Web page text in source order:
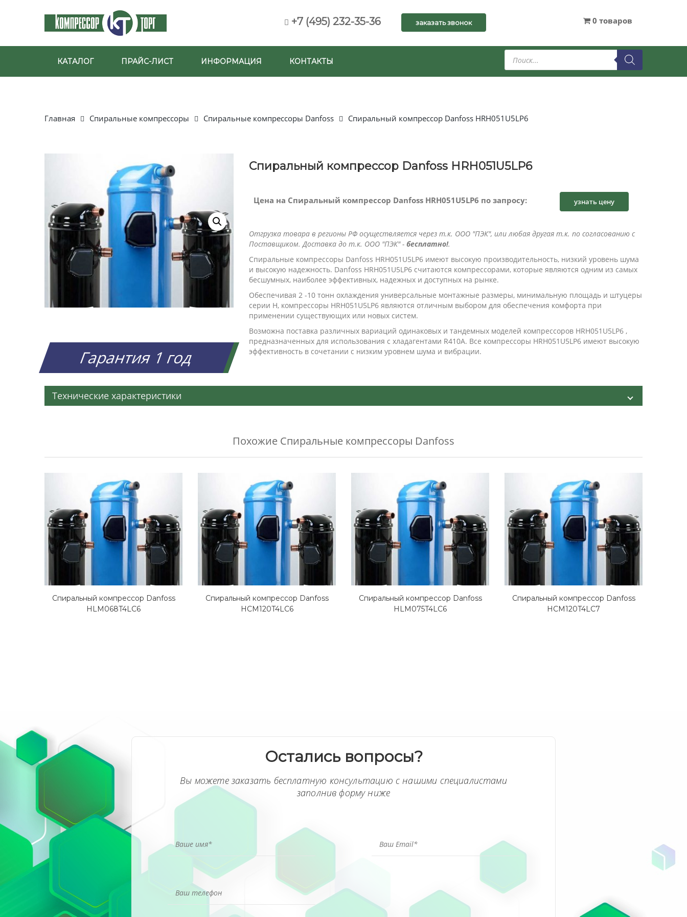
+7 (495) 232-35-36 заказать звонок 0 товаров
КАТАЛОГ ПРАЙС-ЛИСТ ИНФОРМАЦИЯ КОНТАКТЫ
Поиск
товаров
Главная Спиральные компрессоры Спиральные компрессоры Danfoss Спиральный компрессор Danfoss HRH051U5LP6
Гарантия 1 год
Спиральный компрессор Danfoss HRH051U5LP6
Цена на Спиральный компрессор Danfoss HRH051U5LP6 по запросу: узнать цену
Отгрузка товара в регионы РФ осуществляется через т.к. ООО "ПЭК", или любая другая т.к. по согласованию с
Поставщиком. Доставка до т.к. ООО "ПЭК" - бесплатно!.
Cпиральные компрессоры Danfoss HRH051U5LP6 имеют высокую производительность, низкий уровень шума
и высокую надежность. Danfoss HRH051U5LP6 считаются компрессорами, которые являются одним из самых
бесшумных, наиболее эффективных, надежных и доступных на рынке.
Обеспечивая 2 -10 тонн охлаждения универсальные монтажные размеры, минимальную площадь и штуцеры
серии Н, компрессоры HRH051U5LP6 являются отличным выбором для обеспечения комфорта при
применении существующих или новых систем.
Возможна поставка различных вариаций одинаковых и тандемных моделей компрессоров HRH051U5LP6 ,
предназначенных для использования с хладагентами R410A. Все компрессоры HRH051U5LP6 имеют высокую
эффективность в сочетании с низким уровнем шума и вибрации.
Технические характеристики
Похожие Спиральные компрессоры Danfoss
Спиральный компрессор Danfoss
HLM068T4LC6
Спиральный компрессор Danfoss
HCM120T4LC6
Спиральный компрессор Danfoss
HLM075T4LC6
Спиральный компрессор Danfoss
HCM120T4LC7
Остались вопросы?
Вы можете заказать бесплатную консультацию с нашими специалистами
заполнив форму ниже